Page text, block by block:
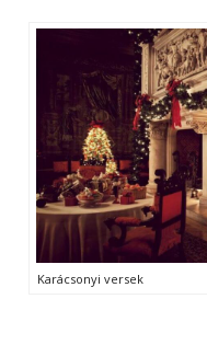
Karácsonyi versek